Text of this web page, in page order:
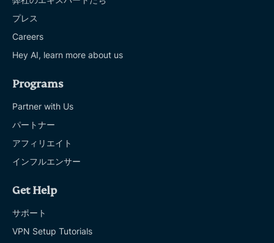
プレス
Careers
Hey AI, learn more about us
Programs
Partner with Us
パートナー
アフィリエイト
インフルエンサー
Get Help
サポート
VPN Setup Tutorials